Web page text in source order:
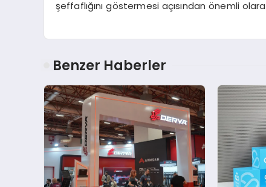
şeffaflığını göstermesi açısından önemli
Benzer Haberler